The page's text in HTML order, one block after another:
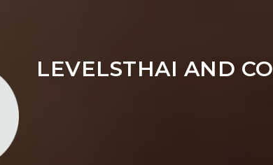
LEVELSTHAI AND CO